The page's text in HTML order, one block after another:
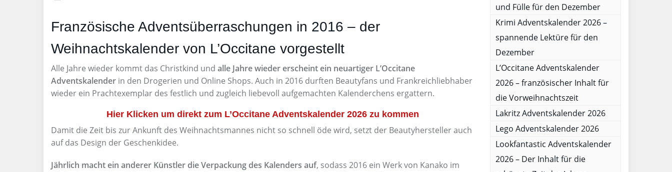
Französische Adventsüberraschungen in 2016 – der
Weihnachtskalender von L’Occitane vorgestellt
Alle Jahre wieder kommt das Christkind und alle Jahre wieder erscheint ein neuartiger L’Occitane
Adventskalender in den Drogerien und Online Shops. Auch in 2016 durften Beautyfans und Frankreichliebhaber
wieder ein Prachtexemplar des festlich und zugleich liebevoll aufgemachten Kalenderchens ergattern.
Hier Klicken um direkt zum L’Occitane Adventskalender 2026 zu kommen
Damit die Zeit bis zur Ankunft des Weihnachtsmannes nicht so schnell öde wird, setzt der Beautyhersteller auch
auf das Design der Geschenkidee.
Jährlich macht ein anderer Künstler die Verpackung des Kalenders auf, sodass 2016 ein Werk von Kanako im
und Fülle für den Dezember
Krimi Adventskalender 2026 –
spannende Lektüre für den
Dezember
L’Occitane Adventskalender
2026 – französischer Inhalt für
die Vorweihnachtszeit
Lakritz Adventskalender 2026
Lego Adventskalender 2026
Lookfantastic Adventskalender
2026 – Der Inhalt für die